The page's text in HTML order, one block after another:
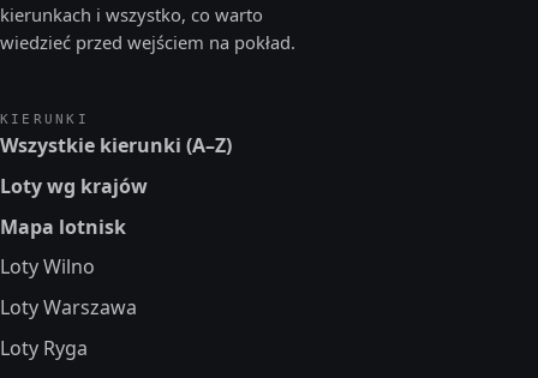
kierunkach i wszystko, co warto
wiedzieć przed wejściem na pokład.
KIERUNKI
Wszystkie kierunki (A–Z)
Loty wg krajów
Mapa lotnisk
Loty Wilno
Loty Warszawa
Loty Ryga